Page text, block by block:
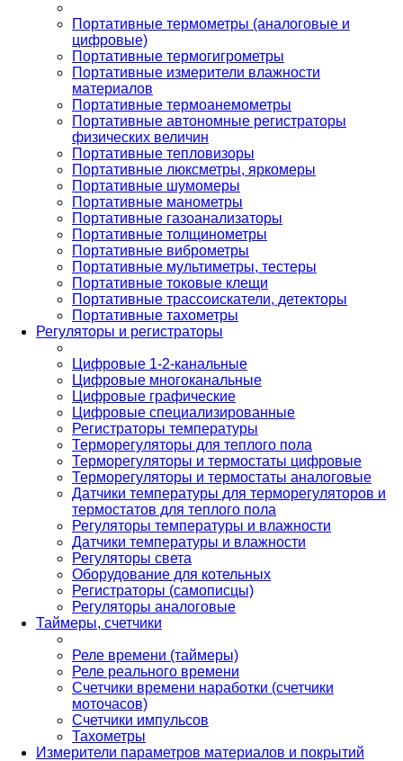
Портативные термометры (аналоговые и
цифровые)
Портативные термогигрометры
Портативные измерители влажности
материалов
Портативные термоанемометры
Портативные автономные регистраторы
физических величин
Портативные тепловизоры
Портативные люксметры, яркомеры
Портативные шумомеры
Портативные манометры
Портативные газоанализаторы
Портативные толщинометры
Портативные виброметры
Портативные мультиметры, тестеры
Портативные токовые клещи
Портативные трассоискатели, детекторы
Портативные тахометры
Регуляторы и регистраторы
Цифровые 1-2-канальные
Цифровые многоканальные
Цифровые графические
Цифровые специализированные
Регистраторы температуры
Терморегуляторы для теплого пола
Терморегуляторы и термостаты цифровые
Терморегуляторы и термостаты аналоговые
Датчики температуры для терморегуляторов и
термостатов для теплого пола
Регуляторы температуры и влажности
Датчики температуры и влажности
Регуляторы света
Оборудование для котельных
Регистраторы (самописцы)
Регуляторы аналоговые
Таймеры, счетчики
Реле времени (таймеры)
Реле реального времени
Счетчики времени наработки (счетчики
моточасов)
Счетчики импульсов
Тахометры
Измерители параметров материалов и покрытий